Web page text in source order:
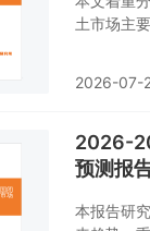
土市场主
2026-07-
2026-
预测报
本报告研